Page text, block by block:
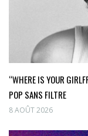
“WHERE IS YOUR
POP SANS FILTRE
8 AOÛT 2026